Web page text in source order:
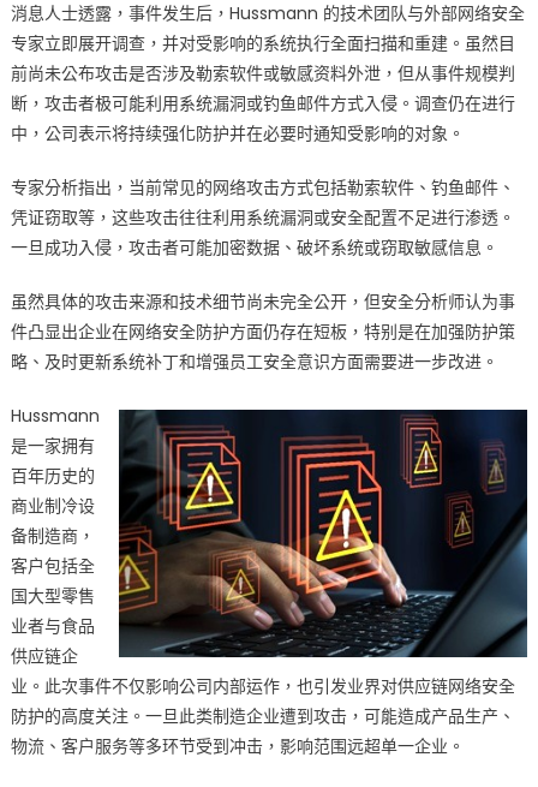
企
业
与
政
府
面
戒
备〉
消息人士透露，事件发生后，Hussmann 的技术团队与外部网络安全
专家立即展开调查，并对受影响的系统执行全面扫描和重建。虽然目
前尚未公布攻击是否涉及勒索软件或敏感资料外泄，但从事件规模判
断，攻击者极可能利用系统漏洞或钓鱼邮件方式入侵。调查仍在进行
中，公司表示将持续强化防护并在必要时通知受影响的对象。
专家分析指出，当前常见的网络攻击方式包括勒索软件、钓鱼邮件、
凭证窃取等，这些攻击往往利用系统漏洞或安全配置不足进行渗透。
一旦成功入侵，攻击者可能加密数据、破坏系统或窃取敏感信息。
虽然具体的攻击来源和技术细节尚未完全公开，但安全分析师认为事
件凸显出企业在网络安全防护方面仍存在短板，特别是在加强防护策
略、及时更新系统补丁和增强员工安全意识方面需要进一步改进。
Hussmann
是一家拥有
百年历史的
商业制冷设
备制造商，
客户包括全
国大型零售
业者与食品
供应链企
业。此次事件不仅影响公司内部运作，也引发业界对供应链网络安全
防护的高度关注。一旦此类制造企业遭到攻击，可能造成产品生产、
物流、客户服务等多环节受到冲击，影响范围远超单一企业。